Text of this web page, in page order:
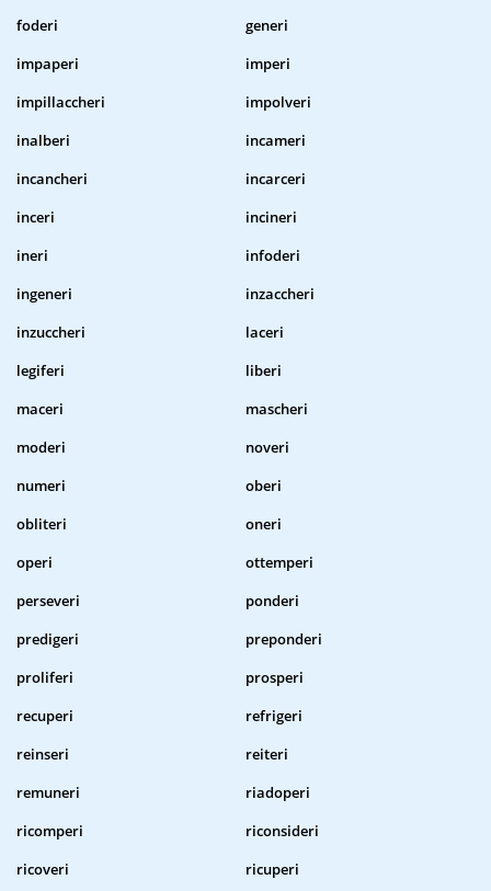
foderi
generi
impaperi
imperi
impillaccheri
impolveri
inalberi
incameri
incancheri
incarceri
inceri
incineri
ineri
infoderi
ingeneri
inzaccheri
inzuccheri
laceri
legiferi
liberi
maceri
mascheri
moderi
noveri
numeri
oberi
obliteri
oneri
operi
ottemperi
perseveri
ponderi
predigeri
preponderi
proliferi
prosperi
recuperi
refrigeri
reinseri
reiteri
remuneri
riadoperi
ricomperi
riconsideri
ricoveri
ricuperi